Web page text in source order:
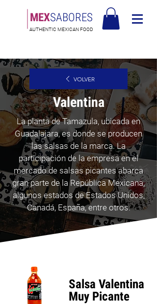
MEXSABORES
AUTHENTIC MEXICAN FOOD
VOLVER
Valentina
La planta de Tamazula, ubicada en
Guadalajara, es donde se producen
las salsas de la marca. La
participación de la empresa en el
mercado de salsas picantes abarca
gran parte de la República Mexicana,
algunos estados de Estados Unidos,
Canadá, España, entre otros.
Salsa Valentina
Muy Picante